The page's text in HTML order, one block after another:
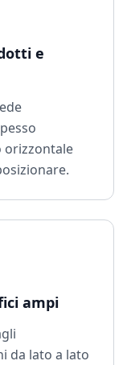
e
orizzontale
ampi
da lato a lato